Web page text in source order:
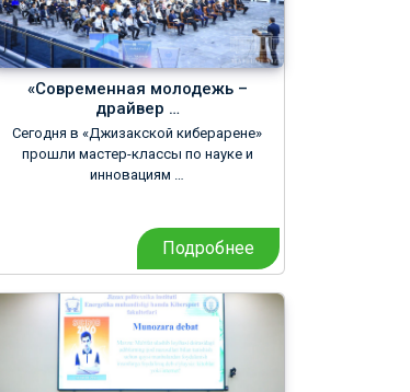
«Современная молодежь –
драйвер …
Сегодня в «Джизакской киберарене»
прошли мастер-классы по науке и
инновациям …
Подробнее